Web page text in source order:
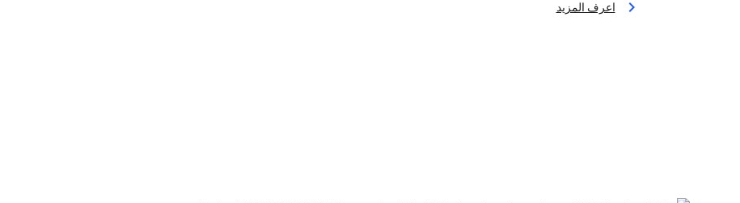
اعرف المزيد